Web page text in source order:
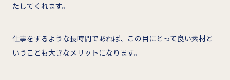
たしてくれます。
仕事をするような長時間であれば、この目にとって良い素材と
いうことも大きなメリットになります。